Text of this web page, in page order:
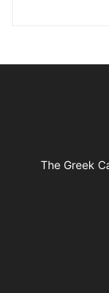
The Greek